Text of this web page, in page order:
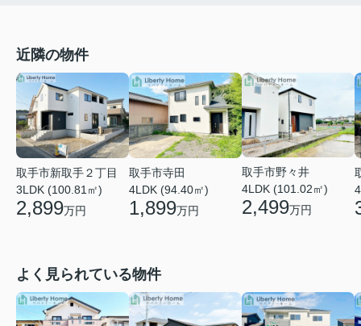
近隣の物件
取手市新取手２丁目
3LDK (100.81㎡)
2,899万円
取手市寺田
4LDK (94.40㎡)
1,899万円
取手市野々井
4LDK (101.02㎡)
2,499万円
よく見られている物件